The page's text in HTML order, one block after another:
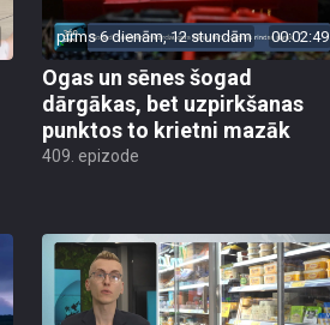
pirms 6 dienām, 12 stundām 00:02:49
Ogas un sēnes šogad
dārgākas, bet uzpirkšanas
punktos to krietni mazāk
409. epizode